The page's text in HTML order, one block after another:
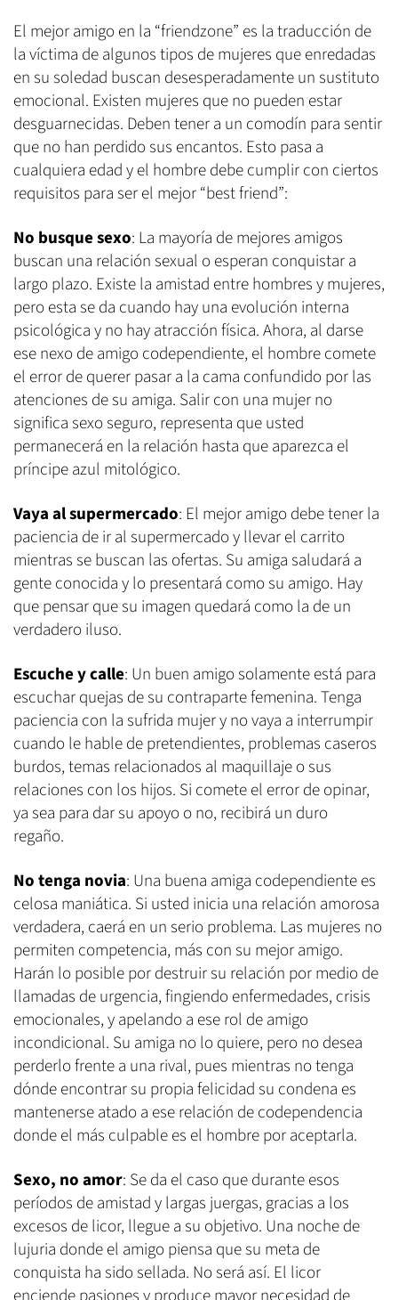
El mejor amigo en la “friendzone” es la traducción de
la víctima de algunos tipos de mujeres que enredadas
en su soledad buscan desesperadamente un sustituto
emocional. Existen mujeres que no pueden estar
desguarnecidas. Deben tener a un comodín para sentir
que no han perdido sus encantos. Esto pasa a
cualquiera edad y el hombre debe cumplir con ciertos
requisitos para ser el mejor “best friend”:
No busque sexo: La mayoría de mejores amigos
buscan una relación sexual o esperan conquistar a
largo plazo. Existe la amistad entre hombres y mujeres,
pero esta se da cuando hay una evolución interna
psicológica y no hay atracción física. Ahora, al darse
ese nexo de amigo codependiente, el hombre comete
el error de querer pasar a la cama confundido por las
atenciones de su amiga. Salir con una mujer no
significa sexo seguro, representa que usted
permanecerá en la relación hasta que aparezca el
príncipe azul mitológico.
Vaya al supermercado: El mejor amigo debe tener la
paciencia de ir al supermercado y llevar el carrito
mientras se buscan las ofertas. Su amiga saludará a
gente conocida y lo presentará como su amigo. Hay
que pensar que su imagen quedará como la de un
verdadero iluso.
Escuche y calle: Un buen amigo solamente está para
escuchar quejas de su contraparte femenina. Tenga
paciencia con la sufrida mujer y no vaya a interrumpir
cuando le hable de pretendientes, problemas caseros
burdos, temas relacionados al maquillaje o sus
relaciones con los hijos. Si comete el error de opinar,
ya sea para dar su apoyo o no, recibirá un duro
regaño.
No tenga novia: Una buena amiga codependiente es
celosa maniática. Si usted inicia una relación amorosa
verdadera, caerá en un serio problema. Las mujeres no
permiten competencia, más con su mejor amigo.
Harán lo posible por destruir su relación por medio de
llamadas de urgencia, fingiendo enfermedades, crisis
emocionales, y apelando a ese rol de amigo
incondicional. Su amiga no lo quiere, pero no desea
perderlo frente a una rival, pues mientras no tenga
dónde encontrar su propia felicidad su condena es
mantenerse atado a ese relación de codependencia
donde el más culpable es el hombre por aceptarla.
Sexo, no amor: Se da el caso que durante esos
períodos de amistad y largas juergas, gracias a los
excesos de licor, llegue a su objetivo. Una noche de
lujuria donde el amigo piensa que su meta de
conquista ha sido sellada. No será así. El licor